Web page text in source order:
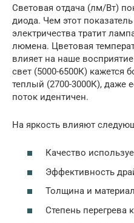
Световая отдача (лм/Вт)
диода. Чем этот
электричества тратит
люмена. Цветовая
влияет на наше
свет (5000-6500К) кажется
теплый (2700-3000К), даже
поток идентичен.
На яркость влияют
Качество
Эффективность
Толщина и
Степень перегрева